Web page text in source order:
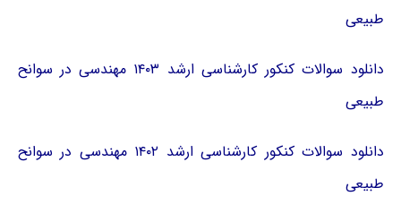
طبیعی
دانلود سوالات کنکور کارشناسی ارشد ۱۴۰۳ مهندسی در سوانح
طبیعی
دانلود سوالات کنکور کارشناسی ارشد ۱۴۰۲ مهندسی در سوانح
طبیعی